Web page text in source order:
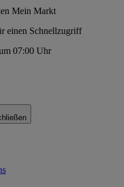
Mein Markt
einen Schnellzugriff
07:00 Uhr